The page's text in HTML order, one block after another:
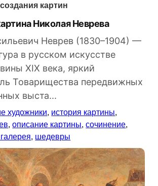
картин
Николая Неврева
Неврев (1830–1904) —
в русском искусстве
XIX века, яркий
Товарищества передвижных
выста...
художники, история картины,
,описание картины,сочинение,
, шедевры